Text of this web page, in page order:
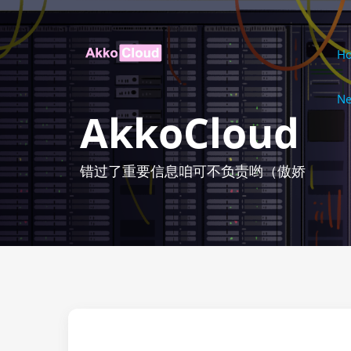
AkkoCloud
错过了重要信息咱可不负责哟（傲娇